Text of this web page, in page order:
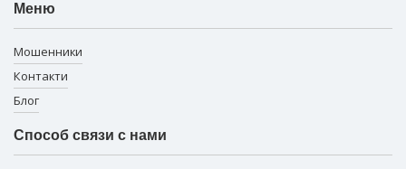
Меню
Мошенники
Контакти
Блог
Способ связи с нами